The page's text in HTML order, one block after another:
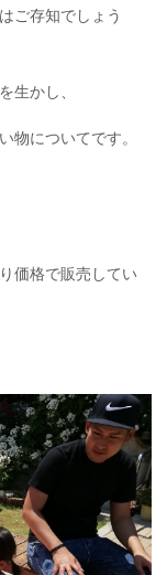
ご存知でしょう
生かし、
物についてです。
価格で販売してい